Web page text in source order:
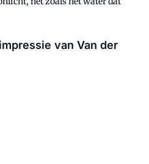
van Van der